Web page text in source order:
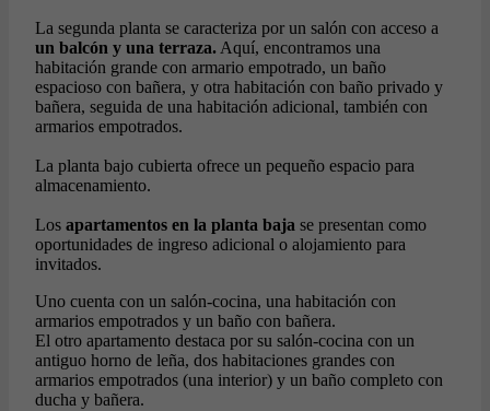
La segunda planta se caracteriza por un salón con acceso a
un balcón y una terraza.Aquí, encontramos una
habitación grande con armario empotrado, un baño
espacioso con bañera, y otra habitación con baño privado y
bañera, seguida de una habitación adicional, también con
armarios empotrados.
La planta bajo cubierta ofrece un pequeño espacio para
almacenamiento.
Los apartamentos en la planta baja se presentan como
oportunidades de ingreso adicional o alojamiento para
invitados.
Uno cuenta con un salón-cocina, una habitación con
armarios empotrados y un baño con bañera.
El otro apartamento destaca por su salón-cocina con un
antiguo horno de leña, dos habitaciones grandes con
armarios empotrados (una interior) y un baño completo con
ducha y bañera.